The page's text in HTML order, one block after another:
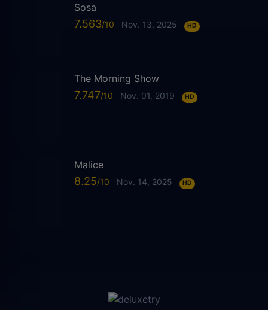
Sosa
7.563 Nov. 13, 2025 HD
The Morning Show
7.747 Nov. 01, 2019 HD
Malice
8.25 Nov. 14, 2025 HD